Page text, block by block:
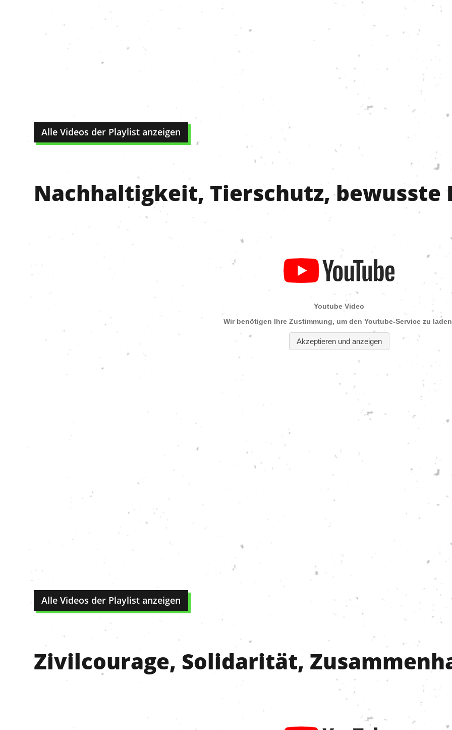
Alle Videos der Playlist anzeigen
Nachhaltigkeit, Tierschutz, bewusste
Alle Videos der Playlist anzeigen
Zivilcourage, Solidarität,